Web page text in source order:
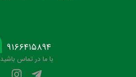
۹۱۶۶۴۱۵۸۹۴
با ما در تماس باشید